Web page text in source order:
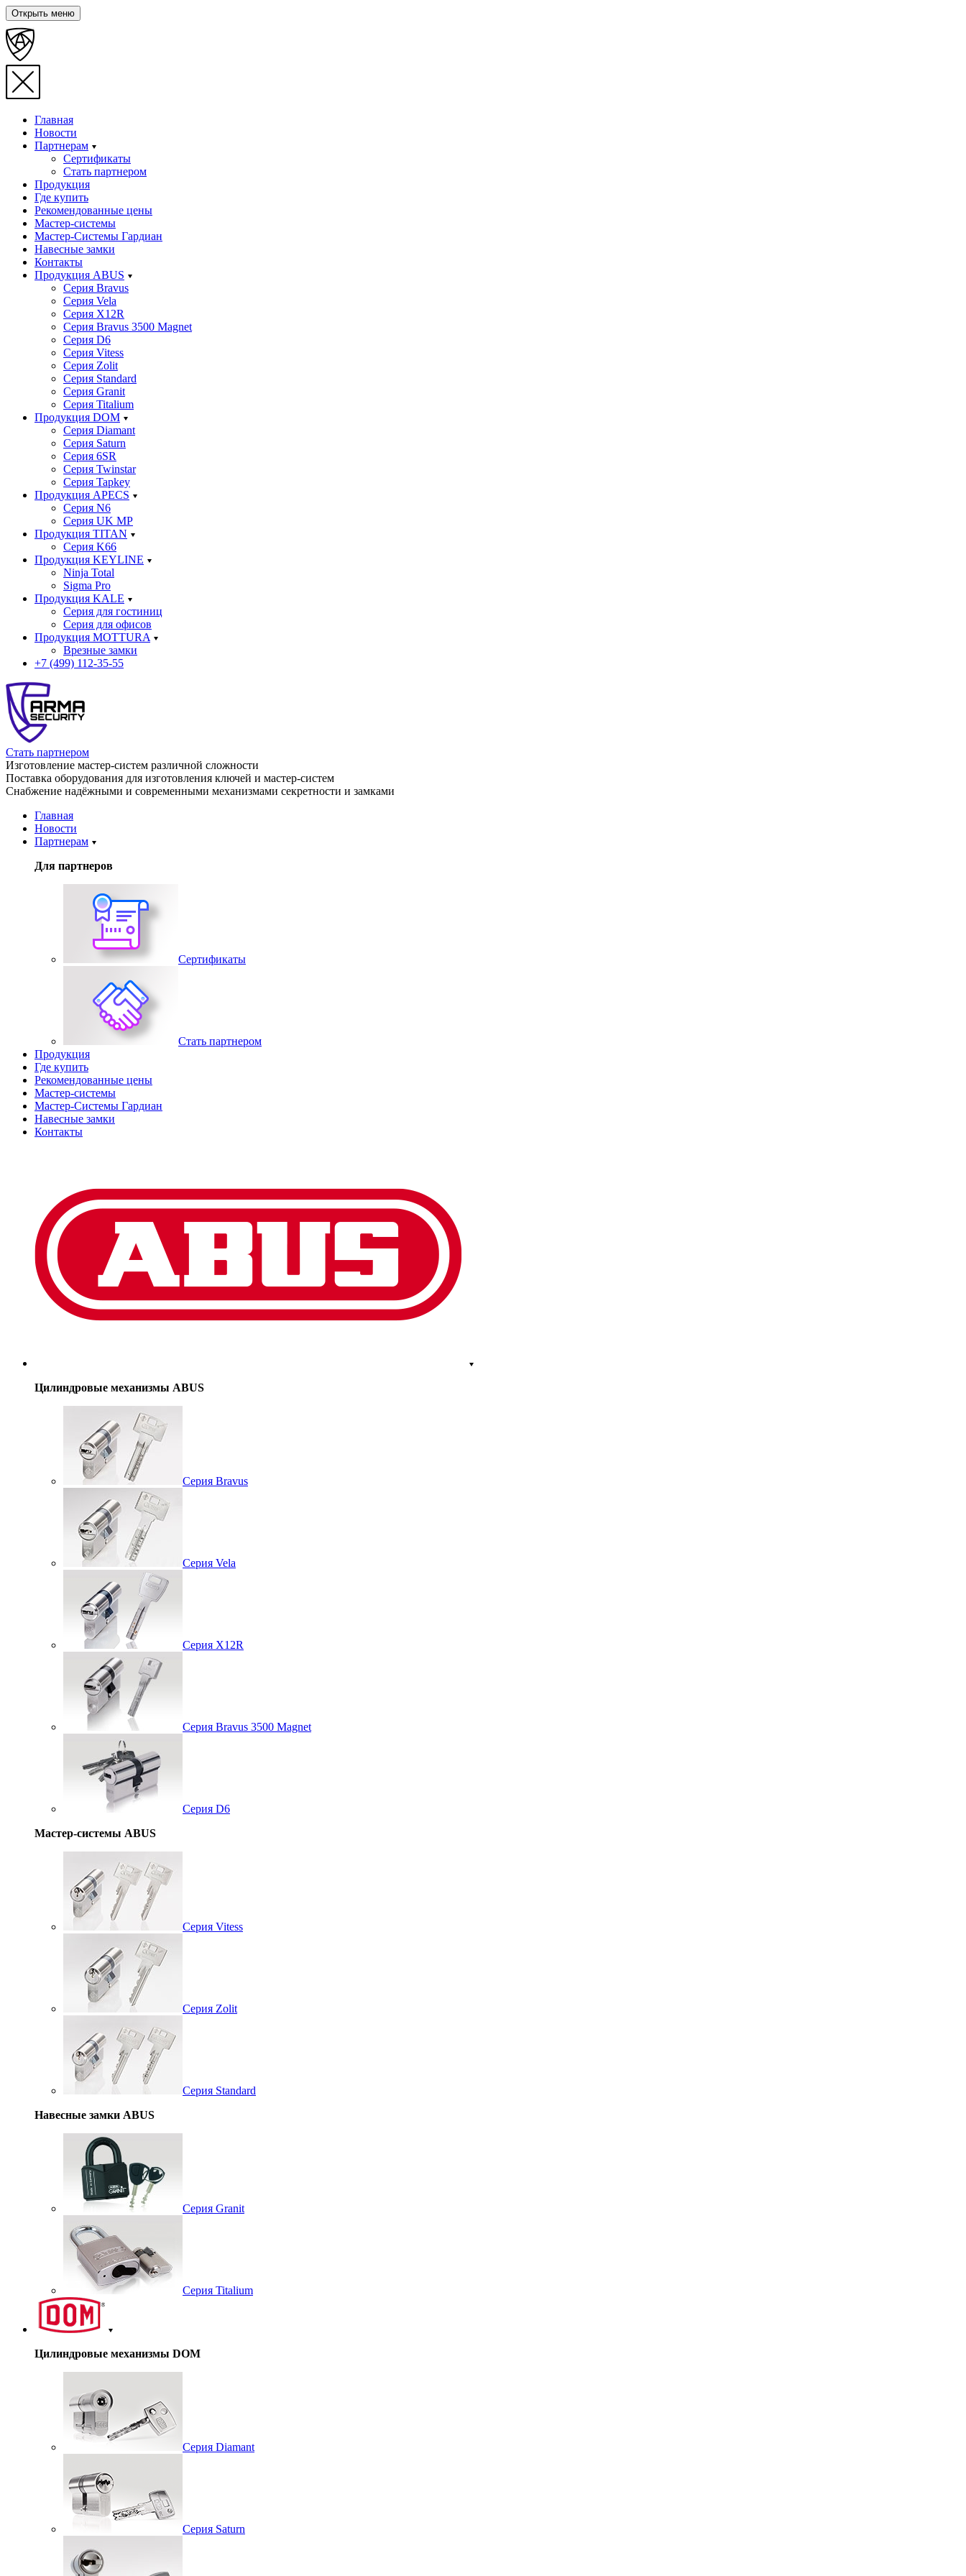
Открыть меню
Главная
Новости
Партнерам
Сертификаты
Стать партнером
Продукция
Где купить
Рекомендованные цены
Мастер-системы
Мастер-Системы Гардиан
Навесные замки
Контакты
Продукция ABUS
Серия Bravus
Серия Vela
Серия X12R
Серия Bravus 3500 Magnet
Серия D6
Серия Vitess
Серия Zolit
Серия Standard
Серия Granit
Серия Titalium
Продукция DOM
Серия Diamant
Серия Saturn
Серия 6SR
Серия Twinstar
Серия Tapkey
Продукция APECS
Серия N6
Серия UK MP
Продукция TITAN
Серия K66
Продукция KEYLINE
Ninja Total
Sigma Pro
Продукция KALE
Серия для гостиниц
Серия для офисов
Продукция MOTTURA
Врезные замки
+7 (499) 112-35-55
Стать партнером
Изготовление мастер-систем различной сложности
Поставка оборудования для изготовления ключей и мастер-систем
Снабжение надёжными и современными механизмами секретности и замками
Главная
Новости
Партнерам
Для партнеров
Сертификаты
Стать партнером
Продукция
Где купить
Рекомендованные цены
Мастер-системы
Мастер-Системы Гардиан
Навесные замки
Контакты
Цилиндровые механизмы ABUS
Серия Bravus
Серия Vela
Серия X12R
Серия Bravus 3500 Magnet
Серия D6
Мастер-системы ABUS
Серия Vitess
Серия Zolit
Серия Standard
Навесные замки ABUS
Серия Granit
Серия Titalium
Цилиндровые механизмы DOM
Серия Diamant
Серия Saturn